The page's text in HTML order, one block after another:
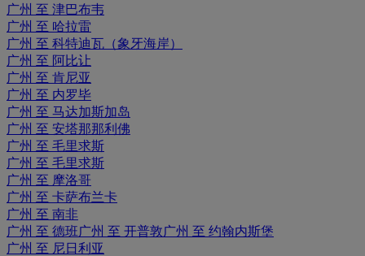
广州 至 津巴布韦
广州 至 哈拉雷
广州 至 科特迪瓦（象牙海岸）
广州 至 阿比让
广州 至 肯尼亚
广州 至 内罗毕
广州 至 马达加斯加岛
广州 至 安塔那那利佛
广州 至 毛里求斯
广州 至 毛里求斯
广州 至 摩洛哥
广州 至 卡萨布兰卡
广州 至 南非
广州 至 德班广州 至 开普敦广州 至 约翰内斯堡
广州 至 尼日利亚